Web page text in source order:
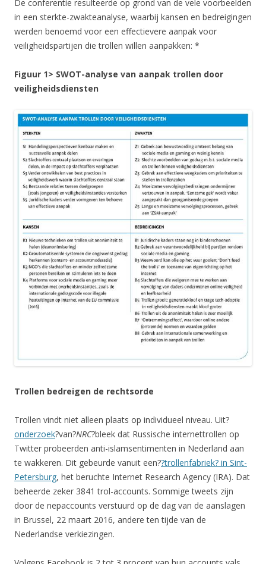
De conferentie resulteerde op grond van de vele voorbeelden
in een sterkte-zwakteanalyse, waarbij kansen en bedreigingen
werden benoemd voor een effectievere aanpak voor
veiligheidspartijen die trollen willen aanpakken: *
Figuur 1> SWOT-analyse van aanpak trollen door
veiligheidsdiensten
Trollen bedreigen de rechtsorde
Trollen vindt niet alleen plaats op individueel niveau. Uit?
onderzoek?van?NRC?bleek dat Russische internettrollen op
Twitter probeerden anti-islamsentimenten in Nederland aan
te wakkeren. Dit gebeurde vanuit een??trollenfabriek? in Sint-
Petersburg, het beruchte Internet Research Agency (IRA). Dat
beheerde zeker 3841 trol-accounts. Sommige tweets zijn
door de nepaccounts verstuurd op de dag van de aanslagen
in Brussel, 22 maart 2016, andere ten tijde van de
Nederlandse verkiezingen.